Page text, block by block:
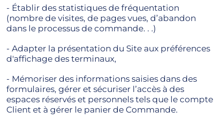
- Établir des statistiques de fréquentation
(nombre de visites, de pages vues, d’abandon
dans le processus de commande. . .)
- Adapter la présentation du Site aux préférences
d'affichage des terminaux,
- Mémoriser des informations saisies dans des
formulaires, gérer et sécuriser l’accès à des
espaces réservés et personnels tels que le compte
Client et à gérer le panier de Commande.